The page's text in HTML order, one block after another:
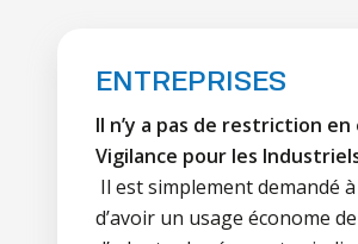
ENTREPRISES
Il n’y a pas de restriction
Vigilance pour les
Il est simplement demandé
d’avoir un usage économe